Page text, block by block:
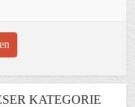
KATEGORIE